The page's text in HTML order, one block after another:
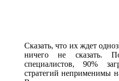
Сказать, что их ждет
ничего не сказать.
специалистов, 90%
стратегий неприменимы